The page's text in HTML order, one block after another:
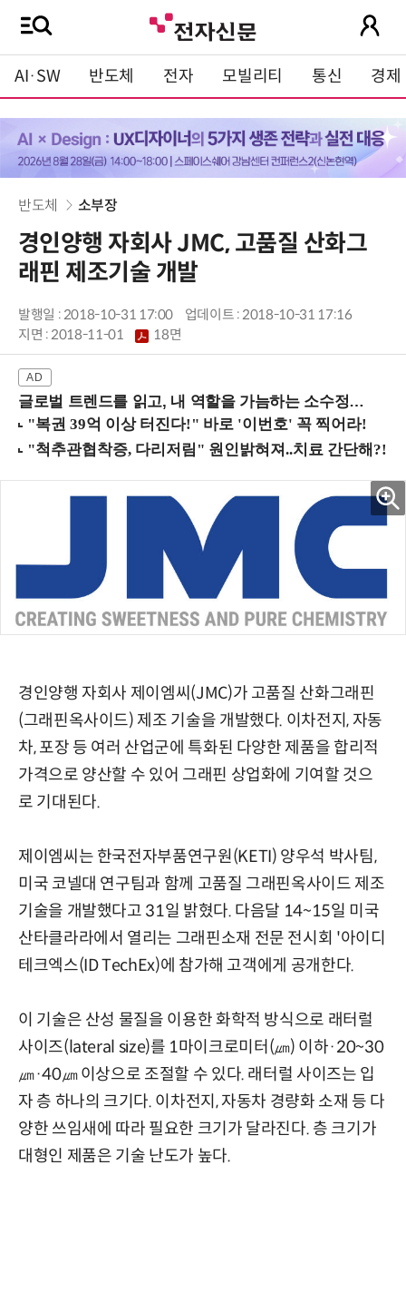
AI·SW 반도체 전자 모빌리티 통신 경제
반도체 소부장
경인양행 자회사 JMC, 고품질 산화그
래핀 제조기술 개발
발행일 : 2018-10-31 17:00
업데이트 : 2018-10-31 17:16
지면 :2018-11-01 18면
글로벌 트렌드를 읽고, 내 역할을 가늠하는 소수정예 실습 워크숍 (8/28 신논현역)
경인양행 자회사 제이엠씨(JMC)가 고품질 산화그래핀
(그래핀옥사이드) 제조 기술을 개발했다. 이차전지, 자동
차, 포장 등 여러 산업군에 특화된 다양한 제품을 합리적
가격으로 양산할 수 있어 그래핀 상업화에 기여할 것으
로 기대된다.
제이엠씨는 한국전자부품연구원(KETI) 양우석 박사팀,
미국 코넬대 연구팀과 함께 고품질 그래핀옥사이드 제조
기술을 개발했다고 31일 밝혔다. 다음달 14~15일 미국
산타클라라에서 열리는 그래핀소재 전문 전시회 '아이디
테크엑스(ID TechEx)에 참가해 고객에게 공개한다.
이 기술은 산성 물질을 이용한 화학적 방식으로 래터럴
사이즈(lateral size)를 1마이크로미터(㎛) 이하·20~30
㎛·40㎛ 이상으로 조절할 수 있다. 래터럴 사이즈는 입
자 층 하나의 크기다. 이차전지, 자동차 경량화 소재 등 다
양한 쓰임새에 따라 필요한 크기가 달라진다. 층 크기가
대형인 제품은 기술 난도가 높다.